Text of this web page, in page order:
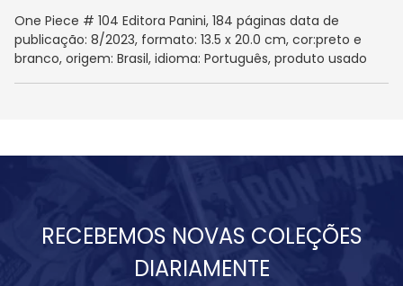
One Piece # 104 Editora Panini, 184 páginas data de
publicação: 8/2023, formato: 13.5 x 20.0 cm, cor:preto e
branco, origem: Brasil, idioma: Português, produto usado
RECEBEMOS NOVAS COLEÇÕES
DIARIAMENTE